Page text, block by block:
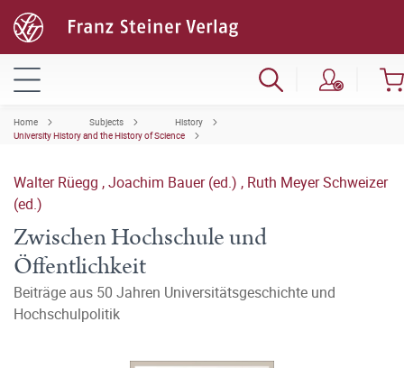
Home Subjects
History
University History and the History of Science
Walter Rüegg ,Joachim Bauer (ed.) , Ruth Meyer Schweizer
(ed.)
Zwischen Hochschule und
Öffentlichkeit
Beiträge aus 50 Jahren Universitätsgeschichte und
Hochschulpolitik